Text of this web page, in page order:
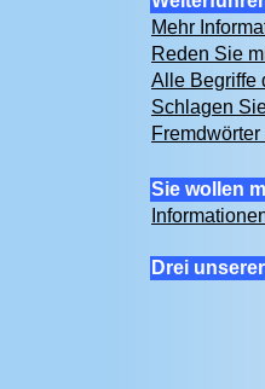
Mehr
Reden Sie
Alle Begriffe
Schlagen
Sie wollen
Drei